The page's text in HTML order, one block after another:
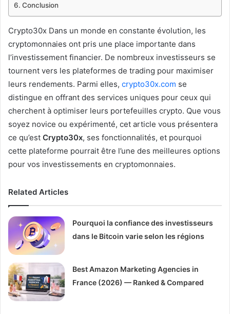
Conclusion
Crypto30x Dans un monde en constante évolution, les
cryptomonnaies ont pris une place importante dans
l’investissement financier. De nombreux investisseurs se
tournent vers les plateformes de trading pour maximiser
leurs rendements. Parmi elles, crypto30x.com se
distingue en offrant des services uniques pour ceux qui
cherchent à optimiser leurs portefeuilles crypto. Que vous
soyez novice ou expérimenté, cet article vous présentera
ce qu’est Crypto30x, ses fonctionnalités, et pourquoi
cette plateforme pourrait être l’une des meilleures options
pour vos investissements en cryptomonnaies.
Related Articles
Pourquoi la confiance des investisseurs
dans le Bitcoin varie selon les régions
Best Amazon Marketing Agencies in
France (2026) — Ranked & Compared